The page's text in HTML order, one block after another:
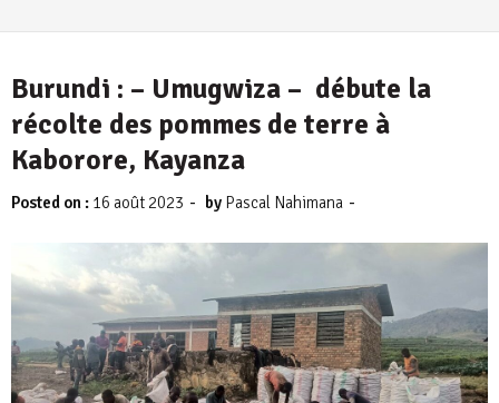
Burundi : – Umugwiza – débute la
récolte des pommes de terre à
Kaborore, Kayanza
Posted on : 16 août 2023 - by Pascal Nahimana -